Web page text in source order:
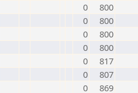
0
800
0
800
0
800
0
800
0
817
0
807
0
869